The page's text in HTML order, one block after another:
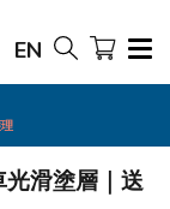
EN
滑塗層​｜送